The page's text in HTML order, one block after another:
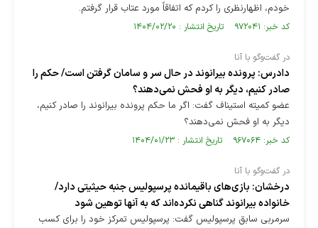
خودم، اظهارنظری را کردم که اتفاقاً مورد عتاب قرار گرفتم.
کد خبر: ۹۷۲۰۴۱ تاریخ انتشار : ۱۴۰۴/۰۲/۲۰
در گفت‌وگو با آنا
دادرس: پرونده بیرانوند در حال سر و سامان گرفتن است/ حکم را
صادر کنیم، دیگر به او فحش نمی‌دهند؟
عضو کمیته استیناف گفت: اگر ما حکم پرونده بیرانوند را صادر کنیم،
دیگر به او فحش نمی‌دهند؟
کد خبر: ۹۶۷۰۶۴ تاریخ انتشار : ۱۴۰۴/۰۱/۲۳
در گفت‌وگو با آنا
درخشان: بازی‌های باقیمانده پرسپولیس جنبه حیثیتی دارد/
خانواده بیرانوند گناهی نکرده‌اند که به آنها توهین شود
سرمربی سابق پرسپولیس گفت: پرسپولیس تمرکز خود را برای کسب